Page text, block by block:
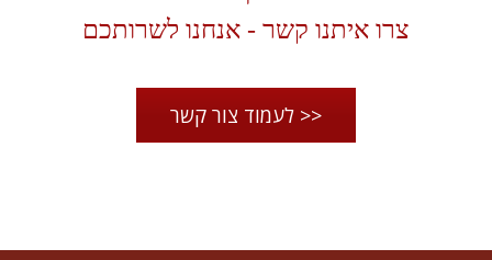
צרו איתנו קשר - אנחנו לשרותכם
לעמוד צור קשר >>